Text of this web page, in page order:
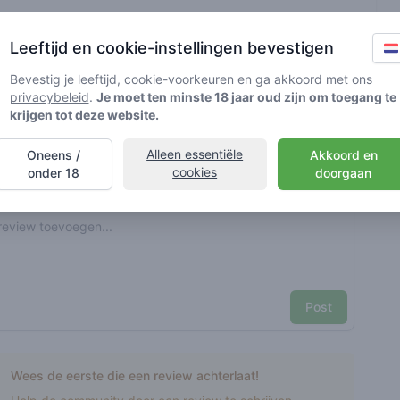
door Greenmeister. Details kunnen per shop
cannabisgebruik
reviews
Je naam hier
review
Post
Wees de eerste die een review achterlaat!
Leeftijd en cookie-instellingen bevestigen
Bevestig je leeftijd, cookie-voorkeuren en ga akkoord met ons
privacybeleid. Je moet ten minste 18 jaar oud zijn om toegang te
krijgen tot deze website.
Akkoord en
doorgaan
Alleen essentiële
cookies
Oneens /
onder 18